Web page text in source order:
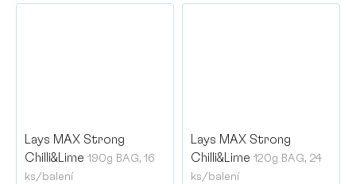
Lays MAX Strong
Chilli&Lime 190g BAG, 16
ks/balení
Lays MAX Strong
Chilli&Lime 120g BAG, 24
ks/balení